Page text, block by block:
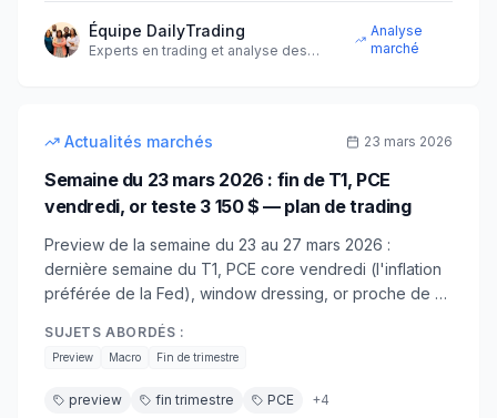
Équipe DailyTrading
Experts en trading et analyse des
Analyse
marché
Actualités marchés 23 mars 2026
Semaine du 23 mars 2026 : fin de T1, PCE
vendredi, or teste 3 150 $ — plan de trading
Preview de la semaine du 23 au 27 mars 2026 :
dernière semaine du T1, PCE core vendredi (l'inflation
préférée de la Fed), window dressing, or proche de 3
SUJETS ABORDÉS :
Preview Macro Fin de trimestre
preview fin trimestre PCE +4